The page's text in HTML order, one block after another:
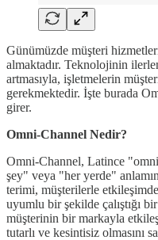
Günümüzde müşteri
almaktadır. Teknolojinin
artmasıyla, işletmelerin
gerekmektedir. İşte burada
girer.
Omni-Channel Nedir?
Omni-Channel, Latince
şey" veya "her yerde"
terimi, müşterilerle
uyumlu bir şekilde çalıştığı
müşterinin bir markayla
tutarlı ve kesintisiz olmasını